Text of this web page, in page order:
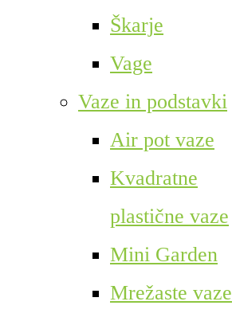
Škarje
Vage
Vaze in podstavki
Air pot vaze
Kvadratne
plastične vaze
Mini Garden
Mrežaste vaze